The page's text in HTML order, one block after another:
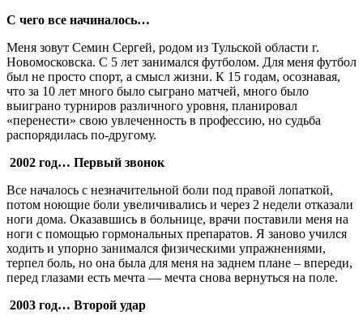
С чего все начиналось…
Меня зовут Семин Сергей, родом из Тульской области г.
Новомосковска. С 5 лет занимался футболом. Для меня футбол
был не просто спорт, а смысл жизни. К 15 годам, осознавая,
что за 10 лет много было сыграно матчей, много было
выиграно турниров различного уровня, планировал
«перенести» свою увлеченность в профессию, но судьба
распорядилась по-другому.
2002 год… Первый звонок
Все началось с незначительной боли под правой лопаткой,
потом ноющие боли увеличивались и через 2 недели отказали
ноги дома. Оказавшись в больнице, врачи поставили меня на
ноги с помощью гормональных препаратов. Я заново учился
ходить и упорно занимался физическими упражнениями,
терпел боль, но она была для меня на заднем плане – впереди,
перед глазами есть мечта — мечта снова вернуться на поле.
2003 год… Второй удар